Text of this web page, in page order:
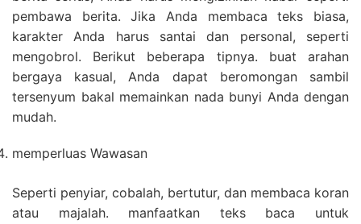
pembawa berita. Jika Anda membaca teks biasa,
karakter Anda harus santai dan personal, seperti
mengobrol. Berikut beberapa tipnya. buat arahan
bergaya kasual, Anda dapat beromongan sambil
tersenyum bakal memainkan nada bunyi Anda dengan
mudah.
memperluas Wawasan
Seperti penyiar, cobalah, bertutur, dan membaca koran
atau majalah. manfaatkan teks baca untuk